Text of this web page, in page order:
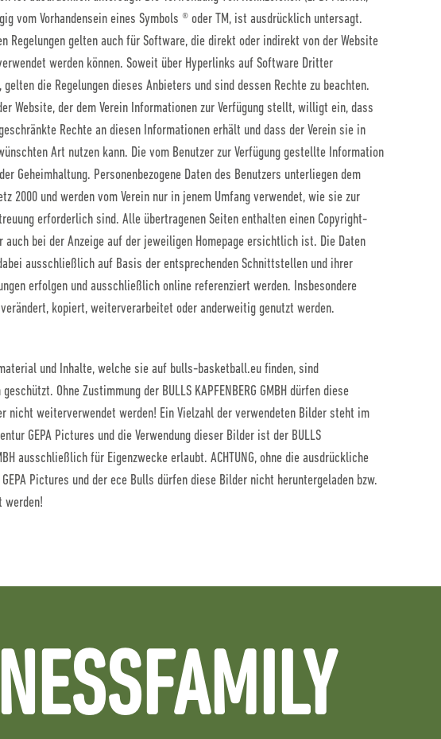
vom Vorhandensein eines Symbols ® oder TM, ist ausdrücklich untersagt.
Regelungen gelten auch für Software, die direkt oder indirekt von der Website
werden können. Soweit über Hyperlinks auf Software Dritter
die Regelungen dieses Anbieters und sind dessen Rechte zu beachten.
Website, der dem Verein Informationen zur Verfügung stellt, willigt ein, dass
Rechte an diesen Informationen erhält und dass der Verein sie in
Art nutzen kann. Die vom Benutzer zur Verfügung gestellte Information
Geheimhaltung. Personenbezogene Daten des Benutzers unterliegen dem
2000 und werden vom Verein nur in jenem Umfang verwendet, wie sie zur
erforderlich sind. Alle übertragenen Seiten enthalten einen Copyright-
auch bei der Anzeige auf der jeweiligen Homepage ersichtlich ist. Die Daten
ausschließlich auf Basis der entsprechenden Schnittstellen und ihrer
erfolgen und ausschließlich online referenziert werden. Insbesondere
kopiert, weiterverarbeitet oder anderweitig genutzt werden.
und Inhalte, welche sie auf bulls-basketball.eu finden, sind
Ohne Zustimmung der BULLS KAPFENBERG GMBH dürfen diese
nicht weiterverwendet werden! Ein Vielzahl der verwendeten Bilder steht im
GEPA Pictures und die Verwendung dieser Bilder ist der BULLS
ausschließlich für Eigenzwecke erlaubt. ACHTUNG, ohne die ausdrückliche
Pictures und der ece Bulls dürfen diese Bilder nicht heruntergeladen bzw.
werden!